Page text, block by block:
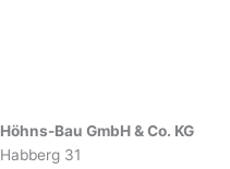
Höhns-Bau GmbH & Co. KG
Habberg 31